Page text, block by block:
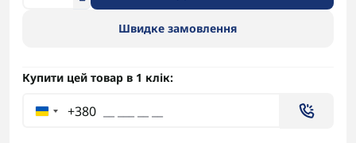
Швидке замовлення
Купити цей товар в 1 клік:
+380